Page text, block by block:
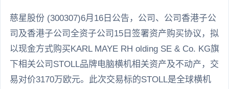
慈星股份 (300307)6月16日公告，公司、公司香港子公
司及香港子公司全资子公司15日签署资产购买协议，拟
以现金方式购买KARL MAYE RH olding SE & Co. KG旗
下相关公司STOLL品牌电脑横机相关资产及不动产，交
易对价3170万欧元。此次交易标的STOLL是全球横机